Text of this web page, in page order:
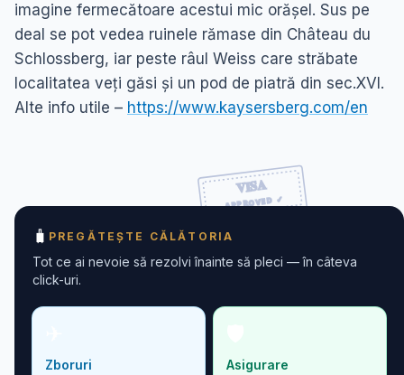
imagine fermecătoare acestui mic orășel. Sus pe
deal se pot vedea ruinele rămase din Château du
Schlossberg, iar peste râul Weiss care străbate
localitatea veți găsi și un pod de piatră din sec.XVI.
Alte info utile – https://www.kaysersberg.com/en
🧳 PREGĂTEȘTE CĂLĂTORIA
Tot ce ai nevoie să rezolvi înainte să pleci — în câteva
click-uri.
Zboruri Asigurare